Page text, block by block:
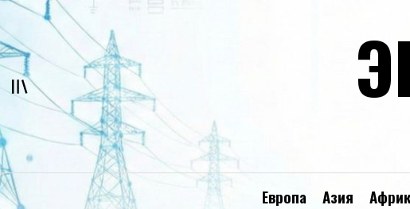
Перейти
к
содержимому
Европа Азия